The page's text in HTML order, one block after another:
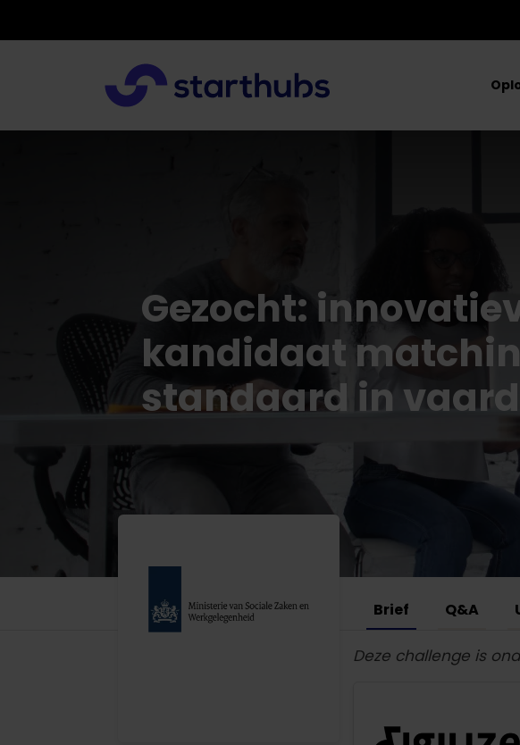
Gezocht:
kandidaat
standaard in
Brief Q&A
Deze challenge is